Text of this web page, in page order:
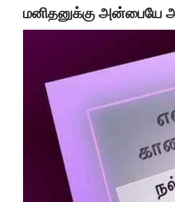
மனிதனுக்கு அன்பையே